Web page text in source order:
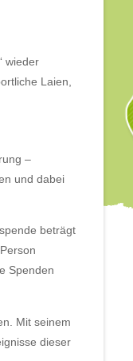
wieder
Laien,
–
und dabei
beträgt
Spenden
Mit seinem
dieser